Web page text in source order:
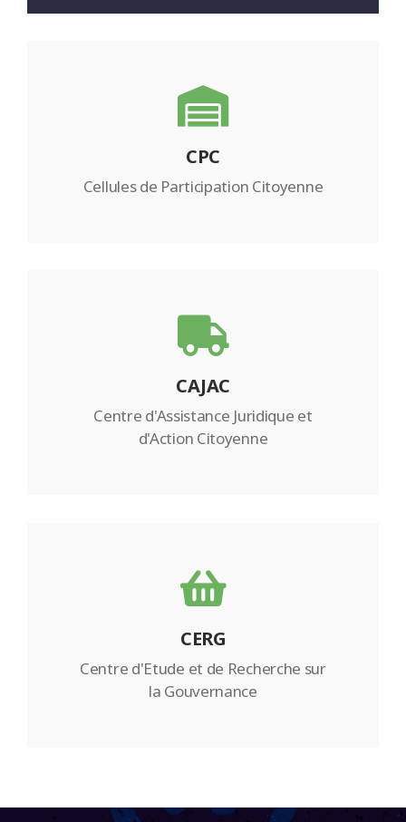
CPC
Cellules de Participation Citoyenne
CAJAC
Centre d'Assistance Juridique et
d'Action Citoyenne
CERG
Centre d'Etude et de Recherche sur
la Gouvernance